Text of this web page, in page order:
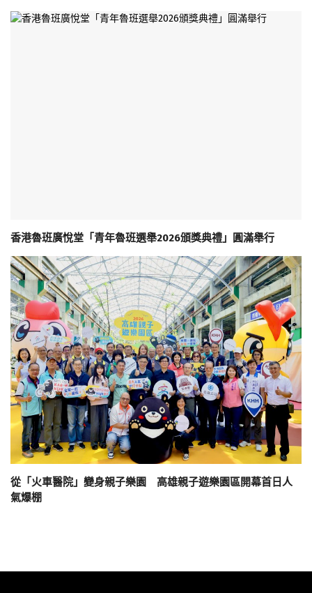
香港魯班廣悅堂「青年魯班選舉2026頒獎典禮」圓滿舉行
從「火車醫院」變身親子樂園 高雄親子遊樂園區開幕首日人
氣爆棚